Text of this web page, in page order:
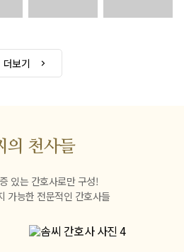
더보기
의 천사들
있는 간호사로만 구성!
가능한 전문적인 간호사들